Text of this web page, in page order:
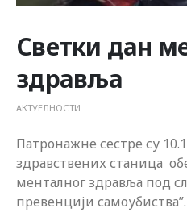
Светки дан
здравља
АКТУЕЛНОСТИ
Патронажне сестре су
здравствених станица
менталног здравља под
превенцији самоубиства”.